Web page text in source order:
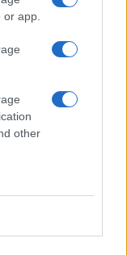
app.
other
ζωγράφος